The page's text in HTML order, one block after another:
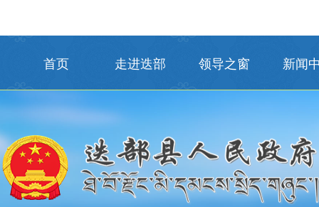
首页 走进迭部 领导之窗 新闻